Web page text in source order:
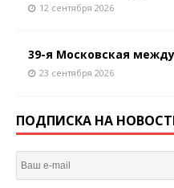
12 сентября 2026
39-я Московская
23 сентября 2026
ПОДПИСКА НА